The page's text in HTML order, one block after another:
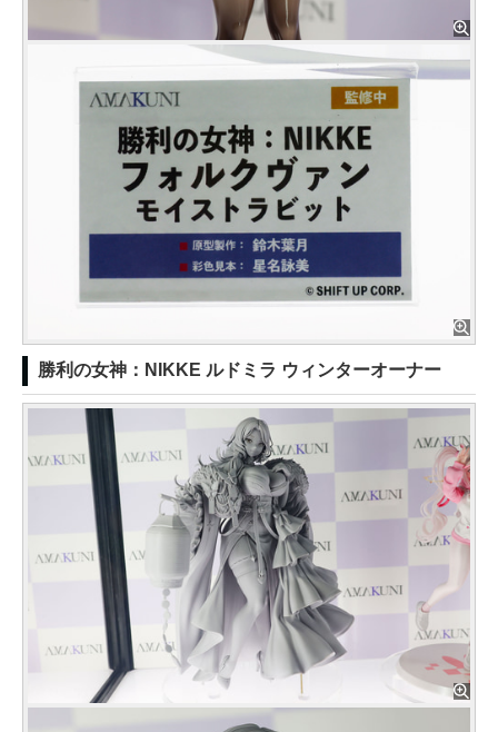
勝利の女神：NIKKE ルドミラ ウィンターオーナー